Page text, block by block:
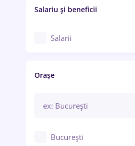
Salariu și beneficii
Salarii
Orașe
București